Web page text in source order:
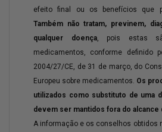
efeito final ou os benefícios que
Também não tratam, previnem,
qualquer doença, pois estas
medicamentos, conforme definido
2004/27/CE, de 31 de março, do
Europeu sobre medicamentos. Os
utilizados como substituto de uma
devem ser mantidos fora do alcance
A informação e os conselhos obtidos